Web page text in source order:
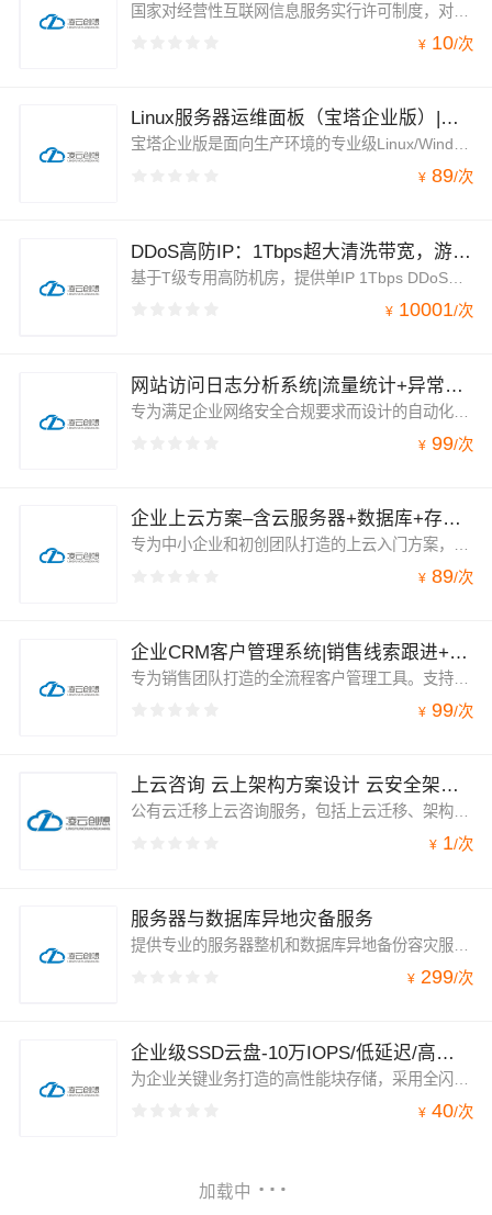
国家对经营性互联网信息服务实行许可制度，对非经营性互联网信息服务实行备案制度，未取得许可或者未履行备案手续，不得从事互联网信息服务。即所有对中国内地提供服务的网站或App都必须先进行ICP备案，才可开通服务。
¥ 10/次
Linux服务器运维面板（宝塔企业版）|图形化管理+自动备份+安全防护
宝塔企业版是面向生产环境的专业级Linux/Windows服务器可视化管理工具。它将繁琐的命令行操作转化为直观的图形界面，让不懂代码的业务人员也能轻松建站、管库。相比免费版，企业版提供了更高级别的安全防护与稳定性保障，是企业级网站和应用的坚实后盾
¥ 89/次
DDoS高防IP：1Tbps超大清洗带宽，游戏/金融/电商防攻击
基于T级专用高防机房，提供单IP 1Tbps DDoS攻击清洗能力，应对SYN Flood、UDP反射、CC等各类大流量攻击。已通过等保2.0三级安全认证，帮助游戏、金融、电商等行业满足合规要求，保障业务不中断
¥ 10001/次
网站访问日志分析系统|流量统计+异常报警+满足等保合规审计
专为满足企业网络安全合规要求而设计的自动化审计工具。系统能够无感采集服务器与Web应用的海量访问日志，进行深度清洗与分析。不仅为网站运营提供精准的流量洞察，更能第一时间发现恶意爬虫、SQL注入等异常攻击行为，是企业顺利通过“等保2.0”审计的得力助手。
¥ 99/次
企业上云方案–含云服务器+数据库+存储+安全一站式管理
¥ 89/次
企业CRM客户管理系统|销售线索跟进+公海池分配+手机移动办公
专为销售团队打造的全流程客户管理工具。支持从线索获取、跟进记录、商机转化到成交分析的完整闭环，内置公海池自动分配机制，避免客户资源浪费。移动端App与PC端数据实时同步，助力外勤销售随时随地录入跟进、查看客户动态。
¥ 99/次
上云咨询 云上架构方案设计 云安全架构解决方案 上云迁移方案 服务器架构部署
公有云迁移上云咨询服务，包括上云迁移、架构设计等
¥ 1/次
服务器与数据库异地灾备服务
提供专业的服务器整机和数据库异地备份容灾服务，通过制定数据备份安全策略，实现自动备份、异地备份、数据容灾等措施，有效应对数据丢失、误删、损坏、勒索攻击等意外场景。支持将备份数据复制到异地灾备中心，确保发生灾难后业务的快速恢复与连续性。
¥ 299/次
企业级SSD云盘-10万IOPS/低延迟/高可靠|适用于核心数据库
¥ 40/次
加载中